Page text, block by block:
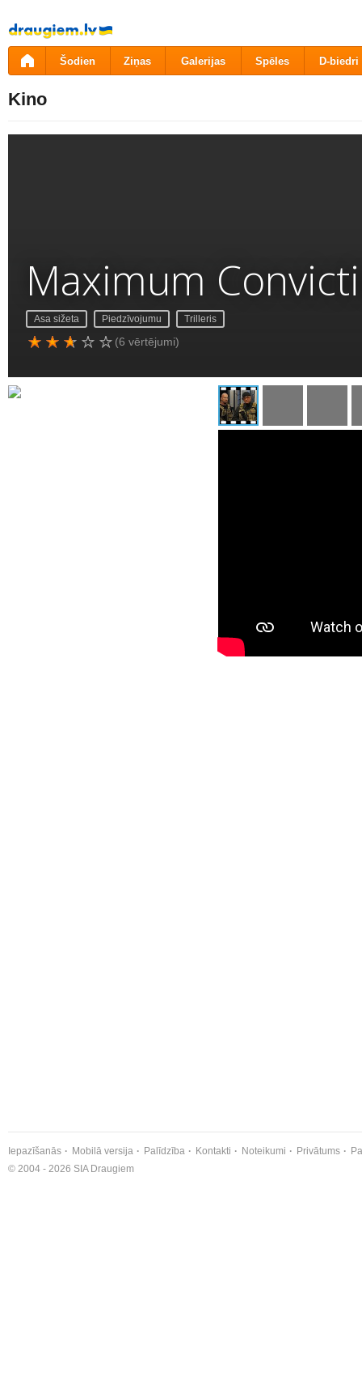
Pāriet
uz
saturu
Šodien Ziņas Galerijas Spēles D-biedri
Kino
Maximum
Asa sižeta Piedzīvojumu Trilleris
(6 vērtējumi)
Iepazīšanās Mobilā versija Palīdzība Kontakti Noteikumi Privātums
© 2004 - 2026 SIA Draugiem